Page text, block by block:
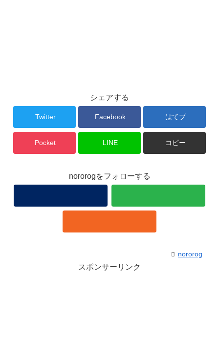
シェアする
Twitter Facebook はてブ
Pocket LINE コピー
nororogをフォローする
nororog
スポンサーリンク